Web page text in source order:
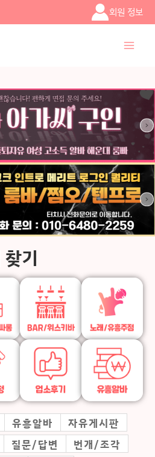
회원 정보
찾기
유흥알바
자유게시판
질문/답변
번개/조각